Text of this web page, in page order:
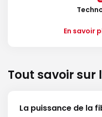
En savoir
Tout savoir sur
La puissance de la